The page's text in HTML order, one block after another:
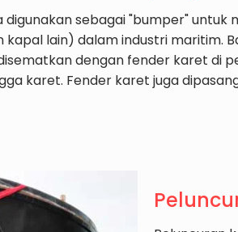
sebagai "bumper"
lain) dalam industri maritim.
dengan fender karet di
karet. Fender karet juga